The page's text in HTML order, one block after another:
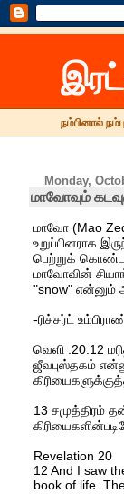
நம்பினால்
Monday,
மாவோவும்
மாவோ (Mao
உறுப்பினராக
பெற்றுக்
மாவோவின்
"snow" என்னும்
-ரிச்சர்ட்
வெளி :20:12
ஜீவபுஸ்தகம்
13 சமுத்திரம்
Revelation 20
12 And I saw
book of life.